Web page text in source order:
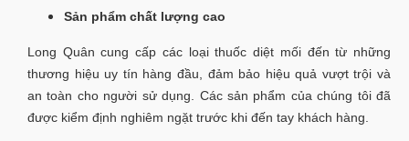
Sản phẩm chất lượng cao
Long Quân cung cấp các loại thuốc diệt mối đến từ những
thương hiệu uy tín hàng đầu, đảm bảo hiệu quả vượt trội và
an toàn cho người sử dụng. Các sản phẩm của chúng tôi đã
được kiểm định nghiêm ngặt trước khi đến tay khách hàng.